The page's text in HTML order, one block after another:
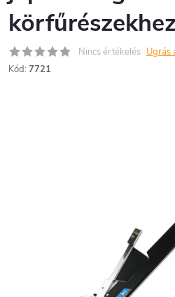
Nincs értékelés Ugrás
Kód: 7721